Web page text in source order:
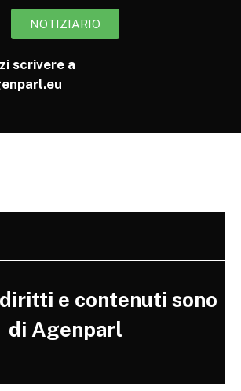
NOTIZIARIO
scrivere a
e contenuti sono
di Agenparl